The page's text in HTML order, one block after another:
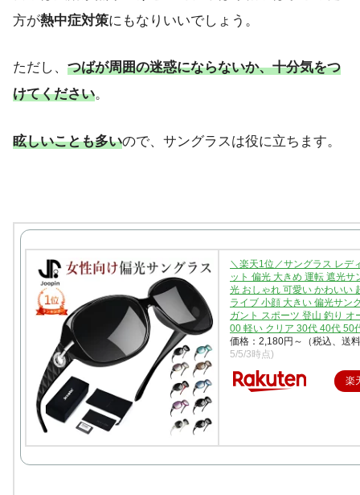
方が熱中症対策にもなりいいでしょう。
ただし、 つばが周囲の迷惑にならないか、十分気をつ
けてください。
眩しいことも多いので、サングラスは役に立ちます。
＼楽天1位／サングラス レデ
ット 偏光 大きめ 運転 遮光サ
光 おしゃれ 可愛い かわいい
ライブ 小顔 大きい 偏光サン
ガント スポーツ 登山 釣り オ
00 軽い クリア 30代 40代 50
価格：2,180円～（税込、送
5/5/3時点)
楽